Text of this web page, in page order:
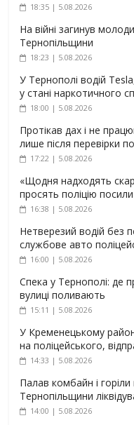
18:35 | 5.08.2026
На війні загинув
Тернопільщини
18:23 | 5.08.2026
У Тернополі водій
у стані наркотичного
18:00 | 5.08.2026
Протікав дах і не
лише після перевірки
17:22 | 5.08.2026
«Щодня надходять
просять поліцію
16:38 | 5.08.2026
Нетверезий водій без
службове авто
16:00 | 5.08.2026
Спека у Тернополі: де
вулиці поливають
15:11 | 5.08.2026
У Кременецькому
на поліцейського,
14:33 | 5.08.2026
Палав комбайн і
Тернопільщини
14:00 | 5.08.2026